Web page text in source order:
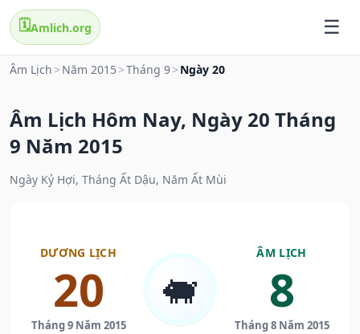
🗓️Amlich.org
Âm Lịch > Năm 2015 >Tháng 9> Ngày 20
Âm Lịch Hôm Nay, Ngày 20 Tháng
9 Năm 2015
Ngày Kỷ Hợi, Tháng Ất Dậu, Năm Ất Mùi
DƯƠNG LỊCH
20
Tháng 9 Năm 2015
🐖
ÂM LỊCH
8
Tháng 8 Năm 2015